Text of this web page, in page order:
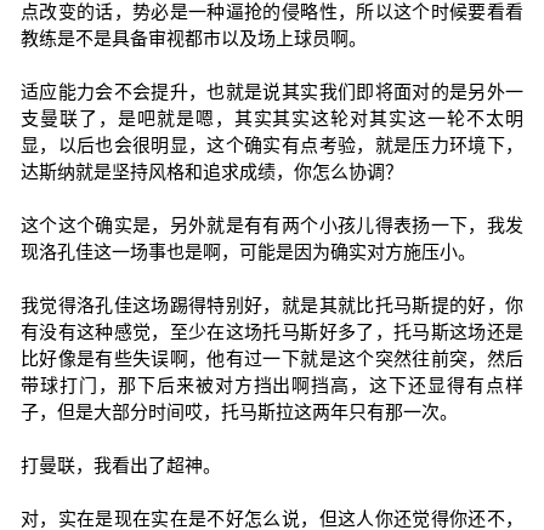
点改变的话，势必是一种逼抢的侵略性，所以这个时候要看看
教练是不是具备审视都市以及场上球员啊。
适应能力会不会提升，也就是说其实我们即将面对的是另外一
支曼联了，是吧就是嗯，其实其实这轮对其实这一轮不太明
显，以后也会很明显，这个确实有点考验，就是压力环境下，
达斯纳就是坚持风格和追求成绩，你怎么协调？
这个这个确实是，另外就是有有两个小孩儿得表扬一下，我发
现洛孔佳这一场事也是啊，可能是因为确实对方施压小。
我觉得洛孔佳这场踢得特别好，就是其就比托马斯提的好，你
有没有这种感觉，至少在这场托马斯好多了，托马斯这场还是
比好像是有些失误啊，他有过一下就是这个突然往前突，然后
带球打门，那下后来被对方挡出啊挡高，这下还显得有点样
子，但是大部分时间哎，托马斯拉这两年只有那一次。
打曼联，我看出了超神。
对，实在是现在实在是不好怎么说，但这人你还觉得你还不，